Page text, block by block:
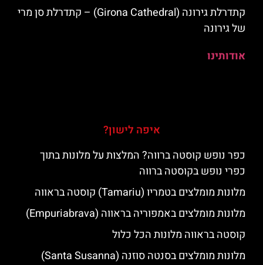
קתדרלת גירונה (Girona Cathedral) – קתדרלת סן מרי
של גירונה
אודותינו
איפה לישון?
כפר נופש קוסטה ברווה? המלצות על מלונות בתוך
כפרי נופש בקוסטה ברווה
מלונות מומלצים בטמריו (Tamariu) קוסטה בראווה
מלונות מומלצים באמפוריה בראווה (Empuriabrava)
קוסטה בראווה מלונות הכל כלול
מלונות מומלצים בסנטה סוזנה (Santa Susanna)